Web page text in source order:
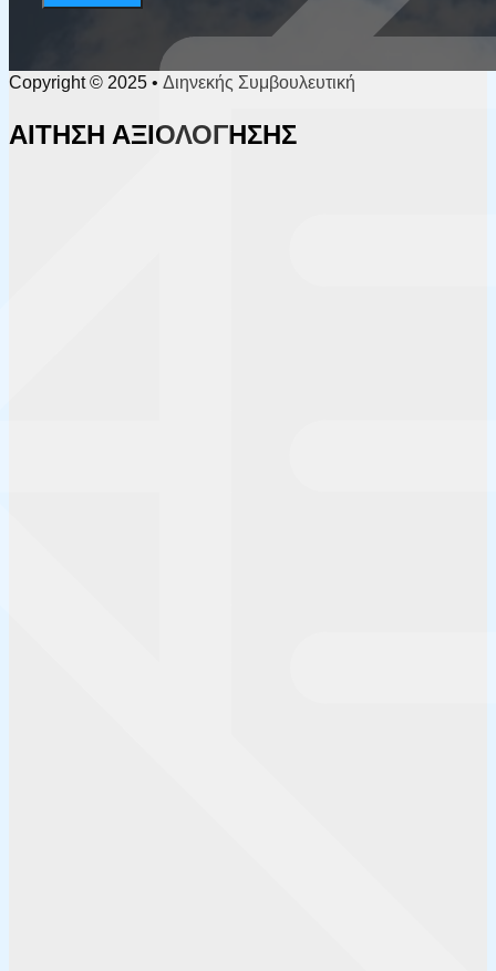
Copyright © 2025 • Διηνεκής Συμβουλευτική
ΑΙΤΗΣΗ ΑΞΙΟΛΟΓΗΣΗΣ